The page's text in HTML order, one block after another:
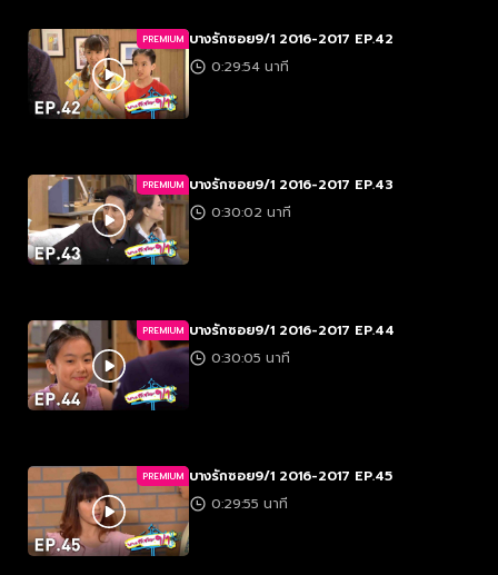
PREMIUM บางรักซอย9/1 2016-2017 EP.42
0:29:54 นาที
PREMIUM บางรักซอย9/1 2016-2017 EP.43
0:30:02 นาที
PREMIUM บางรักซอย9/1 2016-2017 EP.44
0:30:05 นาที
PREMIUM บางรักซอย9/1 2016-2017 EP.45
0:29:55 นาที